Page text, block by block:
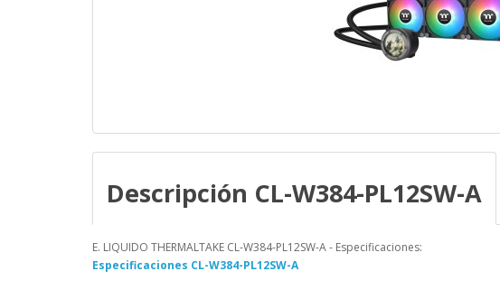
Descripción CL-W384-PL12SW-A
E. LIQUIDO THERMALTAKE CL-W384-PL12SW-A - Especificaciones:
Especificaciones CL-W384-PL12SW-A